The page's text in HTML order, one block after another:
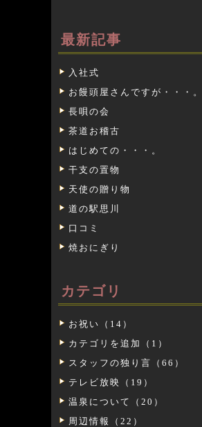
最新記事
入社式
お饅頭屋さんですが・・・。
長唄の会
茶道お稽古
はじめての・・・。
干支の置物
天使の贈り物
道の駅思川
口コミ
焼おにぎり
カテゴリ
お祝い（14）
カテゴリを追加（1）
スタッフの独り言（66）
テレビ放映（19）
温泉について（20）
周辺情報（22）